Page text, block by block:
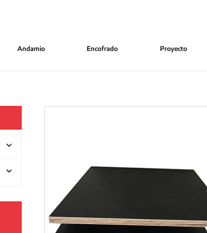
Andamio Encofrado Proyecto